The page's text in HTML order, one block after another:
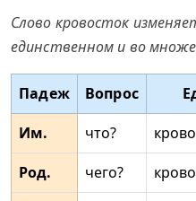
Слово кровосток
единственном и во
Падеж Вопрос
Им.
что?
Род.
чего?